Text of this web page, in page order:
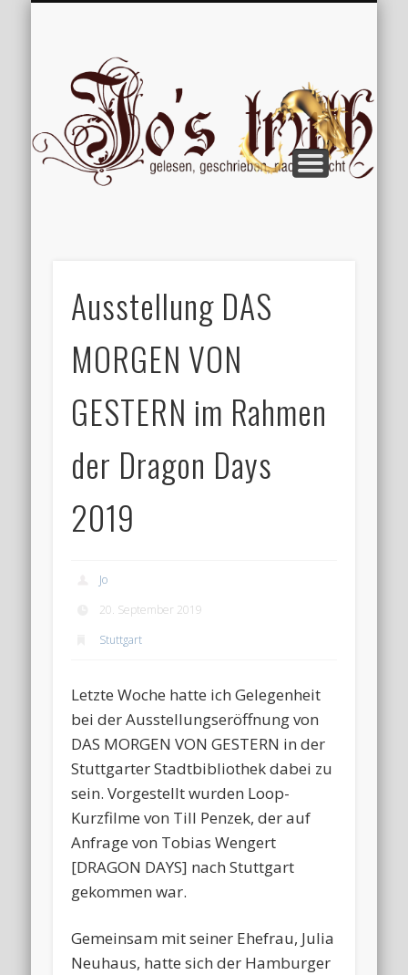
Ausstellung DAS
MORGEN VON
GESTERN im Rahmen
der Dragon Days
2019
Jo
20. September 2019
Stuttgart
Letzte Woche hatte ich Gelegenheit
bei der Ausstellungseröffnung von
DAS MORGEN VON GESTERN in der
Stuttgarter Stadtbibliothek dabei zu
sein. Vorgestellt wurden Loop-
Kurzfilme von Till Penzek, der auf
Anfrage von Tobias Wengert
[DRAGON DAYS] nach Stuttgart
gekommen war.
Gemeinsam mit seiner Ehefrau, Julia
Neuhaus, hatte sich der Hamburger